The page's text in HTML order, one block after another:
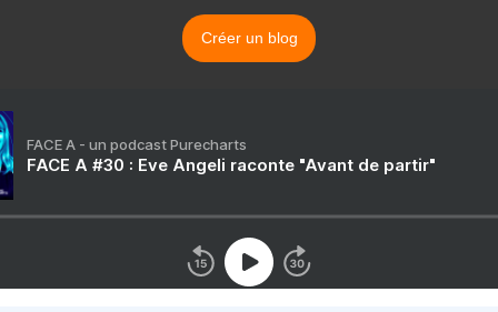
Créer un blog
FACE A - un podcast Purecharts
FACE A #30 : Eve Angeli raconte "Avant de partir"